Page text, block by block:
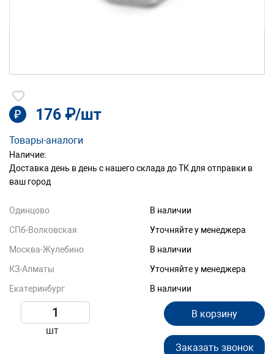
₽ 176 ₽/шт
Товары-аналоги
Наличие:
Доставка день в день с нашего склада до ТК для отправки в
ваш город
Одинцово
В наличии
СПб-Волковская
Уточняйте у менеджера
Москва-Жулебино
В наличии
КЗ-Алматы
Уточняйте у менеджера
Екатеринбург
В наличии
шт
В корзину
Заказать звонок